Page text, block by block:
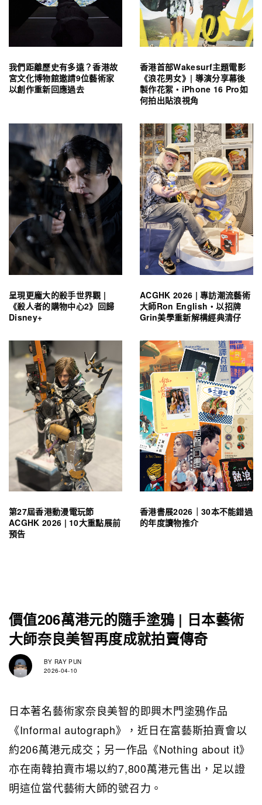
我們距離歷史有多遠？香港故
宮文化博物館邀請9位藝術家
以創作重新回應過去
香港首部Wakesurf主題電影
《浪花男女》| 導演分享幕後
製作花絮・iPhone 16 Pro如
何拍出貼浪視角
呈現更龐大的殺手世界觀 |
《殺人者的購物中心2》回歸
Disney+
ACGHK 2026 | 專訪潮流藝術
大師Ron English・以招牌
Grin美學重新解構經典清仔
第27屆香港動漫電玩節
ACGHK 2026 | 10大重點展前
預告
香港書展2026｜30本不能錯過
的年度讀物推介
價值206萬港元的隨手塗鴉 | 日本藝術
大師奈良美智再度成就拍賣傳奇
BY RAY PUN
2026-04-10
日本著名藝術家奈良美智的即興木門塗鴉作品
《Informal autograph》，近日在富藝斯拍賣會以
約206萬港元成交；另一作品《Nothing about it》
亦在南韓拍賣市場以約7,800萬港元售出，足以證
明這位當代藝術大師的號召力。